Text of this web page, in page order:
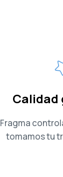
Calidad
Fragma
tomamos tu